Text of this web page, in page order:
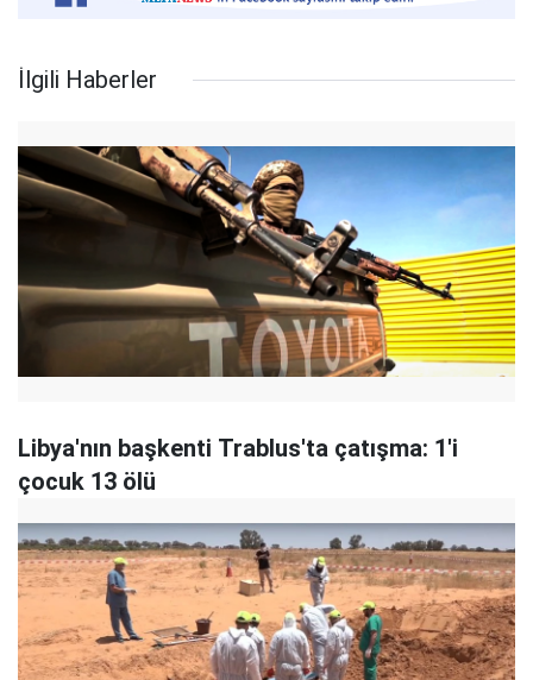
İlgili Haberler
Libya'nın başkenti Trablus'ta çatışma: 1'i
çocuk 13 ölü